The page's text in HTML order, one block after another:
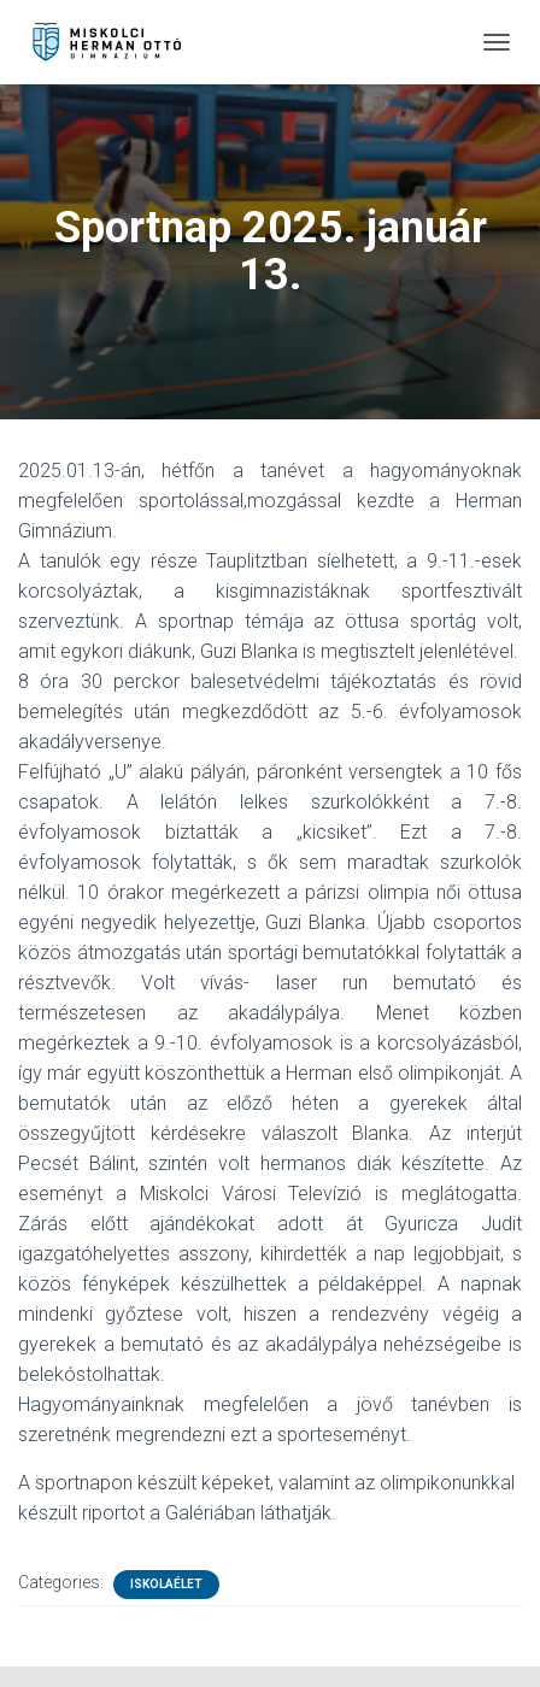
O
G
E
N
A
G
Sportnap 2025. január
13.
2025.01.13-án, hétfőn a tanévet a hagyományoknak
megfelelően sportolással,mozgással kezdte a Herman
Gimnázium.
A tanulók egy része Tauplitztban síelhetett, a 9.-11.-esek
korcsolyáztak, a kisgimnazistáknak sportfesztivált
szerveztünk. A sportnap témája az öttusa sportág volt,
amit egykori diákunk, Guzi Blanka is megtisztelt jelenlétével.
8 óra 30 perckor balesetvédelmi tájékoztatás és rövid
bemelegítés után megkezdődött az 5.-6. évfolyamosok
akadályversenye.
Felfújható „U” alakú pályán, páronként versengtek a 10 fős
csapatok. A lelátón lelkes szurkolókként a 7.-8.
évfolyamosok biztatták a „kicsiket”. Ezt a 7.-8.
évfolyamosok folytatták, s ők sem maradtak szurkolók
nélkül. 10 órakor megérkezett a párizsi olimpia női öttusa
egyéni negyedik helyezettje, Guzi Blanka. Újabb csoportos
közös átmozgatás után sportági bemutatókkal folytatták a
résztvevők. Volt vívás- laser run bemutató és
természetesen az akadálypálya. Menet közben
megérkeztek a 9.-10. évfolyamosok is a korcsolyázásból,
így már együtt köszönthettük a Herman első olimpikonját. A
bemutatók után az előző héten a gyerekek által
összegyűjtött kérdésekre válaszolt Blanka. Az interjút
Pecsét Bálint, szintén volt hermanos diák készítette. Az
eseményt a Miskolci Városi Televízió is meglátogatta.
Zárás előtt ajándékokat adott át Gyuricza Judit
igazgatóhelyettes asszony, kihirdették a nap legjobbjait, s
közös fényképek készülhettek a példaképpel. A napnak
mindenki győztese volt, hiszen a rendezvény végéig a
gyerekek a bemutató és az akadálypálya nehézségeibe is
belekóstolhattak.
Hagyományainknak megfelelően a jövő tanévben is
szeretnénk megrendezni ezt a sporteseményt.
A sportnapon készült képeket, valamint az olimpikonunkkal
készült riportot a Galériában láthatják.
Categories: ISKOLAÉLET